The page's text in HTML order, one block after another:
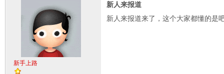
新手上路
新人来报道
新人来报道来了，这个大家都懂的是